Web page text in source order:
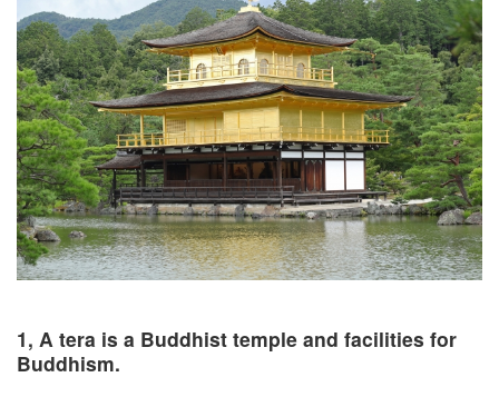
1, A tera is a Buddhist temple and facilities for
Buddhism.